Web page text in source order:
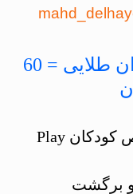
3 سال سرمایه گذاری دوران طلایی = 60
- مجهز به سالن بازی مخصوص کودکان Play